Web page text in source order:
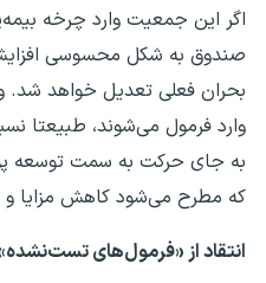
اگر این جمعیت وارد چرخه
صندوق به شکل محسوسی
بحران فعلی تعدیل خواهد شد.
وارد فرمول می‌شوند، طبیعتا
به جای حرکت به سمت توسعه
که مطرح می‌شود کاهش مزایا
انتقاد از «فرمول‌های